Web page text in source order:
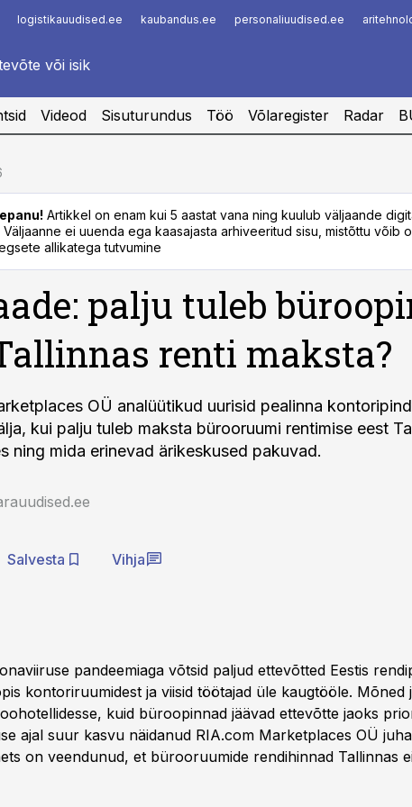
logistikauudised.ee kaubandus.ee personaliuudised.ee
Infopank
Videod Sisuturundus Töö Võlaregister Radar
Artikkel on enam kui 5 aastat vana ning kuulub väljaande
Väljaanne ei uuenda ega kaasajasta arhiveeritud sisu, mistõttu võib
allikatega tutvumine
palju tuleb
renti maksta?
OÜ analüütikud uurisid pealinna
kui palju tuleb maksta bürooruumi rentimise eest
ning mida erinevad ärikeskused pakuvad.
Salvesta Vihja
pandeemiaga võtsid paljud ettevõtted Eestis
kontoriruumidest ja viisid töötajad üle kaugtööle. Mõned
kuid büroopinnad jäävad ettevõtte jaoks
ajal suur kasvu näidanud RIA.com Marketplaces OÜ
on veendunud, et bürooruumide rendihinnad Tallinnas